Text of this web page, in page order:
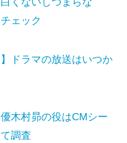
くないしつまらな
ェック
ドラマの放送はいつか
木村昴の役はCMシー
調査